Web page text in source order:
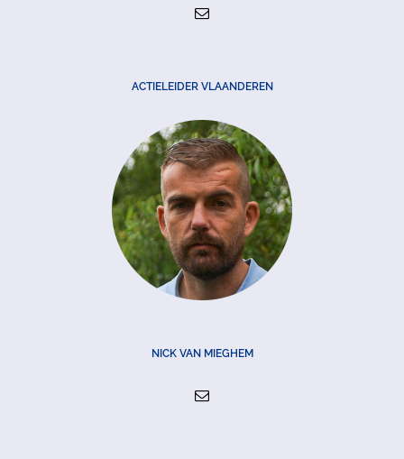
ACTIELEIDER VLAANDEREN
NICK VAN MIEGHEM